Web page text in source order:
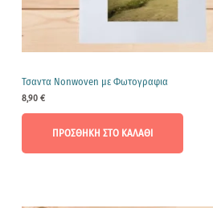
Τσαντα Nonwoven με Φωτογραφια
8,90€
ΠΡΟΣΘΉΚΗ ΣΤΟ ΚΑΛΆΘΙ